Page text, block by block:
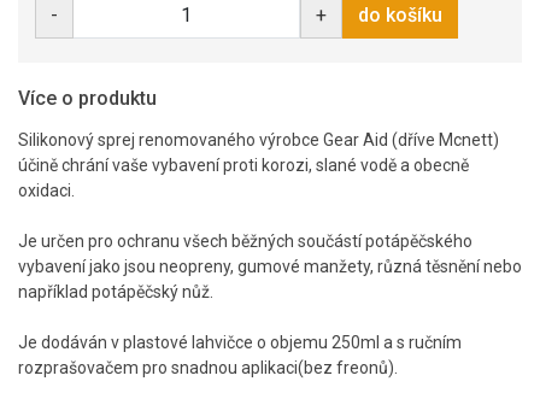
- + do košíku
Více o produktu
Silikonový sprej renomovaného výrobce Gear Aid (dříve Mcnett)
účině chrání vaše vybavení proti korozi, slané vodě a obecně
oxidaci.
Je určen pro ochranu všech běžných součástí potápěčského
vybavení jako jsou neopreny, gumové manžety, různá těsnění nebo
například potápěčský nůž.
Je dodáván v plastové lahvičce o objemu 250ml a s ručním
rozprašovačem pro snadnou aplikaci(bez freonů).